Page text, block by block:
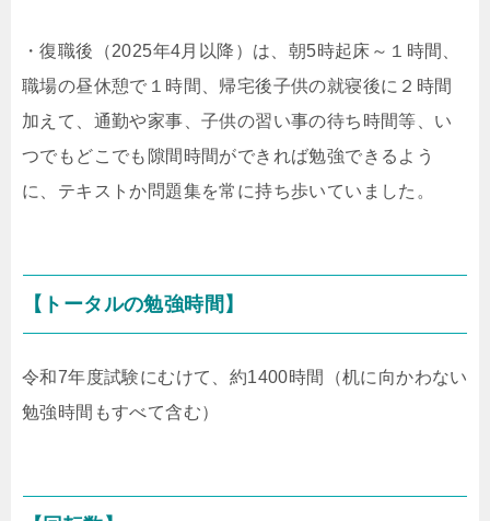
・復職後（2025年4月以降）は、朝5時起床～１時間、
職場の昼休憩で１時間、帰宅後子供の就寝後に２時間
加えて、通勤や家事、子供の習い事の待ち時間等、い
つでもどこでも隙間時間ができれば勉強できるよう
に、テキストか問題集を常に持ち歩いていました。
【トータルの勉強時間】
令和7年度試験にむけて、約1400時間（机に向かわない
勉強時間もすべて含む）